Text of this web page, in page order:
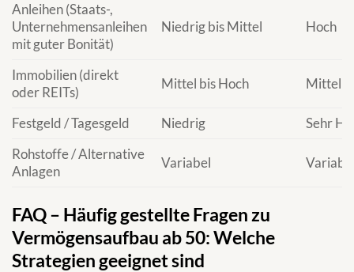
Anleihen (Staats-,
Unternehmensanleihen
mit guter Bonität)
Niedrig bis Mittel Hoch
Immobilien (direkt
oder REITs)
Mittel bis Hoch Mittel
Festgeld / Tagesgeld Niedrig
Sehr
Rohstoffe / Alternative
Anlagen
Variabel
FAQ – Häufig gestellte Fragen zu
Vermögensaufbau ab 50: Welche
Strategien geeignet sind